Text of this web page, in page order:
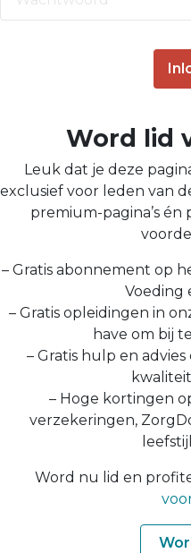
Word lid
Leuk dat je deze
exclusief voor leden van
premium-pagina’s
– Gratis abonnement op
Voeding
– Gratis opleidingen in
have om bij
– Gratis hulp en
– Hoge kortingen
verzekeringen,
Word nu lid en